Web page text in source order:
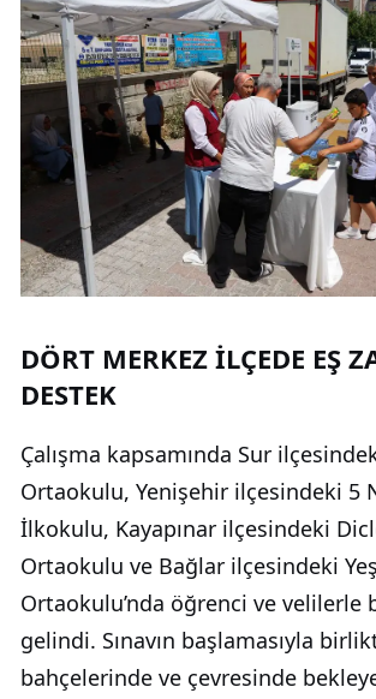
DÖRT MERKEZ İLÇEDE EŞ
DESTEK
Çalışma kapsamında Sur
Ortaokulu, Yenişehir ilçesindeki 5
İlkokulu, Kayapınar ilçesindeki
Ortaokulu ve Bağlar ilçesindeki
Ortaokulu’nda öğrenci ve velilerle
gelindi. Sınavın başlamasıyla
bahçelerinde ve çevresinde